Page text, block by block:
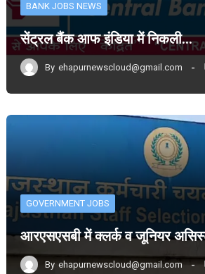
BANK JOBS NEWS
सेंट्रल बैंक आफ इंडिया में निकली…
By ehapurnewscloud@gmail.com
GOVERNMENT JOBS
आरएसएसबी में क्लर्क व जूनियर
By ehapurnewscloud@gmail.com